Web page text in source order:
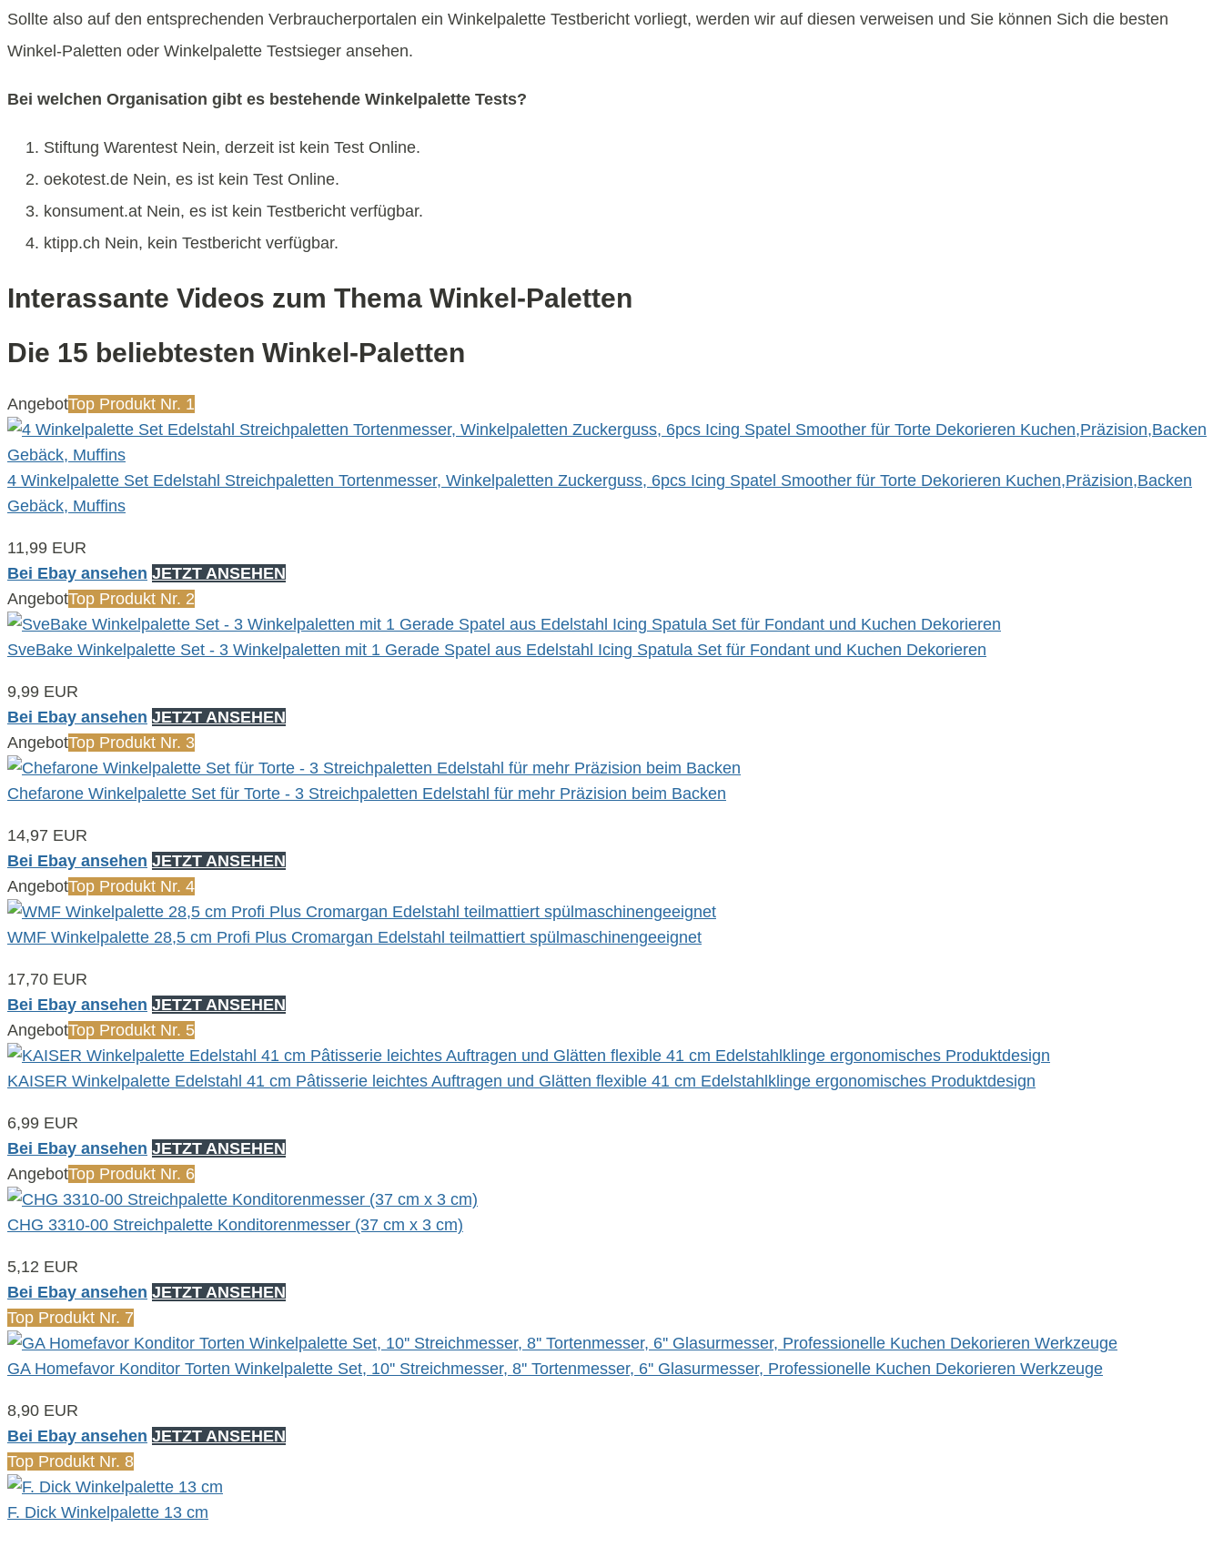
Sollte also auf den entsprechenden Verbraucherportalen ein Winkelpalette Testbericht vorliegt, werden wir auf diesen verweisen und Sie können Sich die besten
Winkel-Paletten oder Winkelpalette Testsieger ansehen.
Bei welchen Organisation gibt es bestehende Winkelpalette Tests?
Stiftung Warentest Nein, derzeit ist kein Test Online.
oekotest.de Nein, es ist kein Test Online.
konsument.at Nein, es ist kein Testbericht verfügbar.
ktipp.ch Nein, kein Testbericht verfügbar.
Interassante Videos zum Thema Winkel-Paletten
Die 15 beliebtesten Winkel-Paletten
AngebotTop Produkt Nr. 1
4 Winkelpalette Set Edelstahl Streichpaletten Tortenmesser, Winkelpaletten Zuckerguss, 6pcs Icing Spatel Smoother für Torte Dekorieren Kuchen,Präzision,Backen
Gebäck, Muffins
11,99 EUR
Bei Ebay ansehen JETZT ANSEHEN
AngebotTop Produkt Nr. 2
SveBake Winkelpalette Set - 3 Winkelpaletten mit 1 Gerade Spatel aus Edelstahl Icing Spatula Set für Fondant und Kuchen Dekorieren
9,99 EUR
Bei Ebay ansehen JETZT ANSEHEN
AngebotTop Produkt Nr. 3
Chefarone Winkelpalette Set für Torte - 3 Streichpaletten Edelstahl für mehr Präzision beim Backen
14,97 EUR
Bei Ebay ansehen JETZT ANSEHEN
AngebotTop Produkt Nr. 4
WMF Winkelpalette 28,5 cm Profi Plus Cromargan Edelstahl teilmattiert spülmaschinengeeignet
17,70 EUR
Bei Ebay ansehen JETZT ANSEHEN
AngebotTop Produkt Nr. 5
KAISER Winkelpalette Edelstahl 41 cm Pâtisserie leichtes Auftragen und Glätten flexible 41 cm Edelstahlklinge ergonomisches Produktdesign
6,99 EUR
Bei Ebay ansehen JETZT ANSEHEN
AngebotTop Produkt Nr. 6
CHG 3310-00 Streichpalette Konditorenmesser (37 cm x 3 cm)
5,12 EUR
Bei Ebay ansehen JETZT ANSEHEN
Top Produkt Nr. 7
GA Homefavor Konditor Torten Winkelpalette Set, 10'' Streichmesser, 8'' Tortenmesser, 6'' Glasurmesser, Professionelle Kuchen Dekorieren Werkzeuge
8,90 EUR
Bei Ebay ansehen JETZT ANSEHEN
Top Produkt Nr. 8
F. Dick Winkelpalette 13 cm